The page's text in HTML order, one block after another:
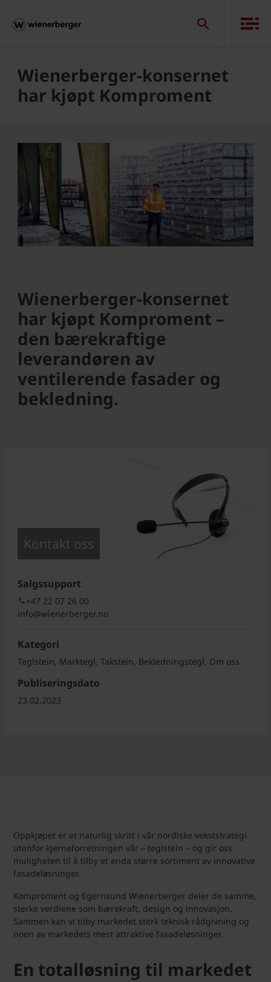
Wienerberger-konsernet
har kjøpt Komproment
Wienerberger-konsernet
har kjøpt Komproment –
den bærekraftige
leverandøren av
ventilerende fasader og
bekledning.
Kontakt oss
Salgssupport
+47 22 07 26 00
info@wienerberger.no
Kategori
Teglstein, Marktegl, Takstein, Bekledningstegl, Om oss
Publiseringsdato
23.02.2023
Oppkjøpet er et naturlig skritt i vår nordiske vekststrategi
utenfor kjerneforretningen vår – teglstein – og gir oss
muligheten til å tilby et enda større sortiment av innovative
fasadeløsninger.
Komproment og Egernsund Wienerberger deler de samme,
sterke verdiene som bærekraft, design og innovasjon.
Sammen kan vi tilby markedet sterk teknisk rådgivning og
noen av markedets mest attraktive fasadeløsninger.
En totalløsning til markedet